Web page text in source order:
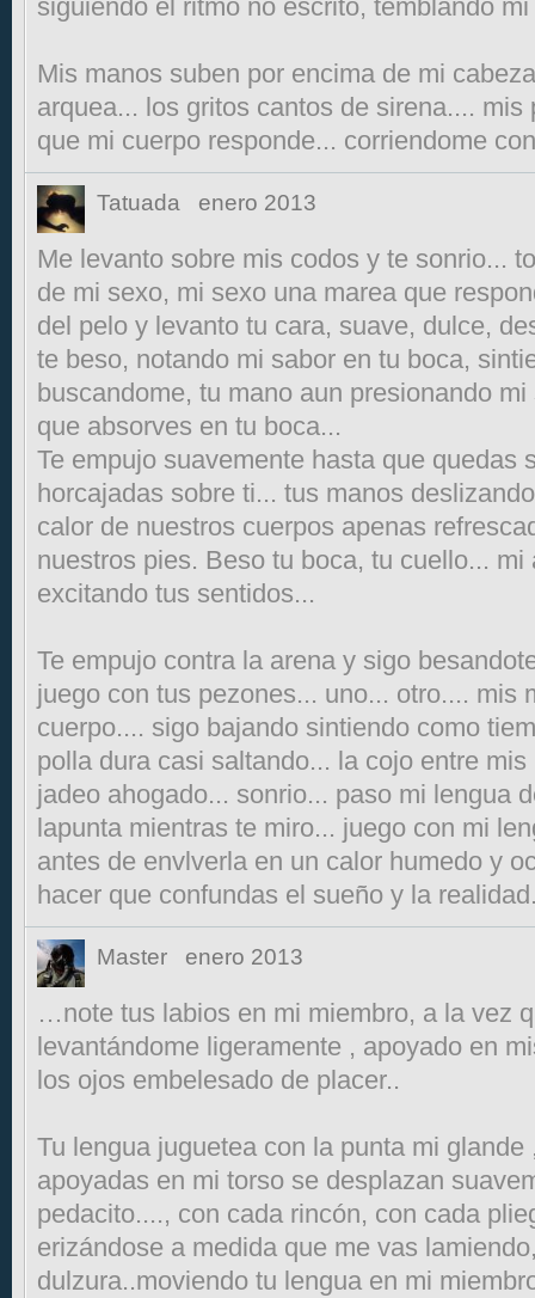
siguiendo el ritmo no escrito, temblando
Mis manos suben por encima de mi
arquea... los gritos cantos de sirena....
que mi cuerpo responde... corriendome
Tatuada enero 2013
Me levanto sobre mis codos y te sonrio...
de mi sexo, mi sexo una marea que
del pelo y levanto tu cara, suave, dulce,
te beso, notando mi sabor en tu boca,
buscandome, tu mano aun presionando
que absorves en tu boca...
Te empujo suavemente hasta que quedas
horcajadas sobre ti... tus manos
calor de nuestros cuerpos apenas
nuestros pies. Beso tu boca, tu cuello... mi
excitando tus sentidos...
Te empujo contra la arena y sigo
juego con tus pezones... uno... otro.... mis
cuerpo.... sigo bajando sintiendo como
polla dura casi saltando... la cojo entre
jadeo ahogado... sonrio... paso mi lengua
lapunta mientras te miro... juego con mi
antes de envlverla en un calor humedo y
hacer que confundas el sueño y la
Master enero 2013
…note tus labios en mi miembro, a la vez
levantándome ligeramente , apoyado en
los ojos embelesado de placer..
Tu lengua juguetea con la punta mi
apoyadas en mi torso se desplazan
pedacito...., con cada rincón, con cada
erizándose a medida que me vas
dulzura..moviendo tu lengua en mi